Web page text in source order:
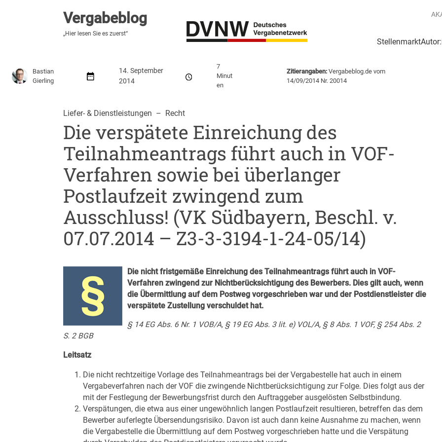
Vergabeblog
„Hier lesen Sie es zuerst“
Stellenmarkt
Vergabeblog
„Fundiert, praxisnah, kontrovers“
Bastian
Gierling
14. September
2014
7
Minut
en
Zitierangaben: Vergabeblog.de vom
14/09/2014 Nr. 20014
Liefer- & Dienstleistungen
  –
Recht
Die verspätete Einreichung des
Teilnahmeantrags führt auch in VOF-
Verfahren sowie bei überlanger
Postlaufzeit zwingend zum
Ausschluss! (VK Südbayern, Beschl. v.
07.07.2014 – Z3-3-3194-1-24-05/14)
Die nicht fristgemäße Einreichung des Teilnahmeantrags führt auch in VOF-
Verfahren zwingend zur Nichtberücksichtigung des Bewerbers. Dies gilt auch, wenn
die Übermittlung auf dem Postweg vorgeschrieben war und der Postdienstleister die
verspätete Zustellung verschuldet hat.
§ 14 EG Abs. 6 Nr. 1 VOB/A, § 19 EG Abs. 3 lit. e) VOL/A, § 8 Abs. 1 VOF, § 254 Abs. 2
S. 2 BGB
Leitsatz
Die nicht rechtzeitige Vorlage des Teilnahmeantrags bei der Vergabestelle hat auch in einem
Vergabeverfahren nach der VOF die zwingende Nichtberücksichtigung zur Folge. Dies folgt aus der
mit der Festlegung der Bewerbungsfrist durch den Auftraggeber ausgelösten Selbstbindung.
Verspätungen, die etwa aus einer ungewöhnlich langen Postlaufzeit resultieren, betreffen das dem
Bewerber auferlegte Übersendungsrisiko. Davon ist auch dann keine Ausnahme zu machen, wenn
die Vergabestelle die Übermittlung auf dem Postweg vorgeschrieben hatte und die Verspätung